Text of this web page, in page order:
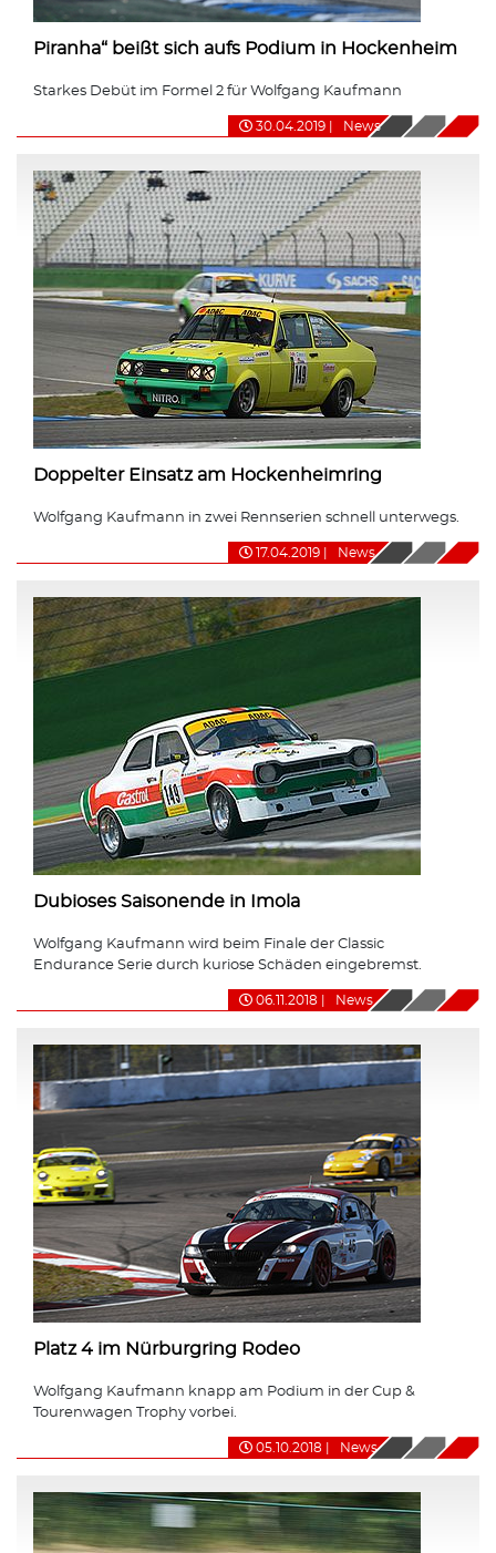
Piranha“ beißt sich aufs Podium in Hockenheim
Starkes Debüt im Formel 2 für Wolfgang Kaufmann
30.04.2019 News
Doppelter Einsatz am Hockenheimring
Wolfgang Kaufmann in zwei Rennserien schnell unterwegs.
17.04.2019 News
Dubioses Saisonende in Imola
Wolfgang Kaufmann wird beim Finale der Classic
Endurance Serie durch kuriose Schäden eingebremst.
06.11.2018 News
Platz 4 im Nürburgring Rodeo
Wolfgang Kaufmann knapp am Podium in der Cup &
Tourenwagen Trophy vorbei.
05.10.2018 News